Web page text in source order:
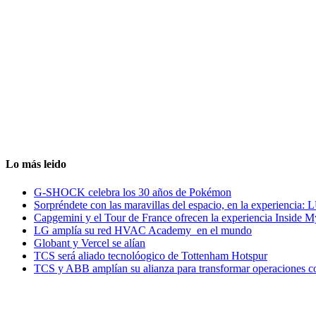
Lo más leido
G-SHOCK celebra los 30 años de Pokémon
Sorpréndete con las maravillas del espacio, en la experiencia:
Capgemini y el Tour de France ofrecen la experiencia Inside
LG amplía su red HVAC Academy en el mundo
Globant y Vercel se alían
TCS será aliado tecnolóogico de Tottenham Hotspur
TCS y ABB amplían su alianza para transformar operaciones